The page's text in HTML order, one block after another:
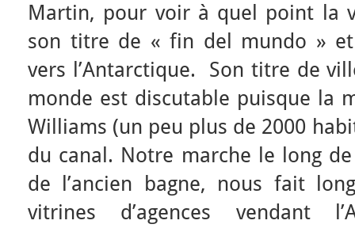
Martin, pour voir à quel point la
son titre de « fin del mundo » et
vers l’Antarctique. Son titre de
monde est discutable puisque la
Williams (un peu plus de 2000
du canal. Notre marche le long
de l’ancien bagne, nous fait
vitrines d’agences vendant